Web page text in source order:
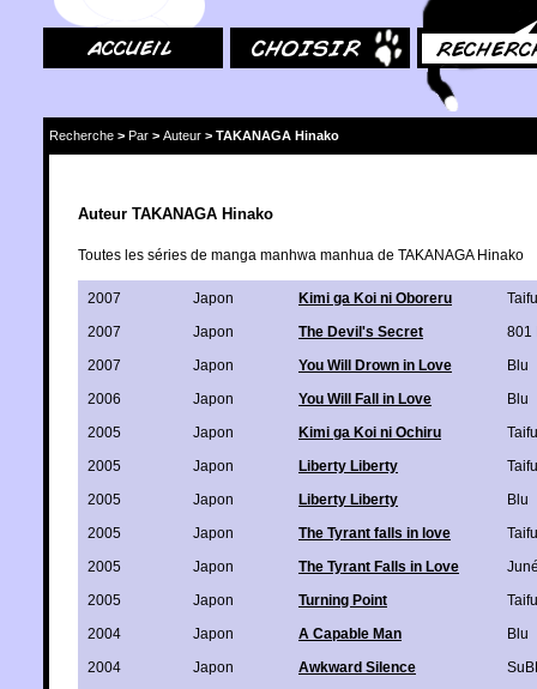
Recherche > Par > Auteur > TAKANAGA Hinako
Auteur TAKANAGA Hinako
Toutes les séries de manga manhwa manhua de TAKANAGA Hinako
2007 Japon Kimi ga Koi ni Oboreru
2007
Japon The Devil's Secret
801
2007
Japon You Will Drown in Love
Blu
2006
Japon You Will Fall in Love
Blu
2005
Japon Kimi ga Koi ni Ochiru
2005
Japon Liberty Liberty
2005
Japon Liberty Liberty
Blu
2005
Japon The Tyrant falls in love
2005
Japon The Tyrant Falls in Love
2005
Japon Turning Point
2004
Japon A Capable Man
Blu
2004
Japon Awkward Silence